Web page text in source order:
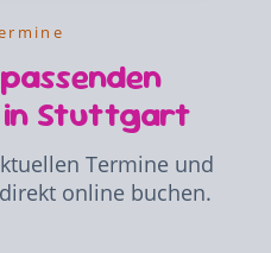
in Stuttgart
Termine und
online buchen.